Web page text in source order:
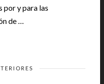
por y para las
de …